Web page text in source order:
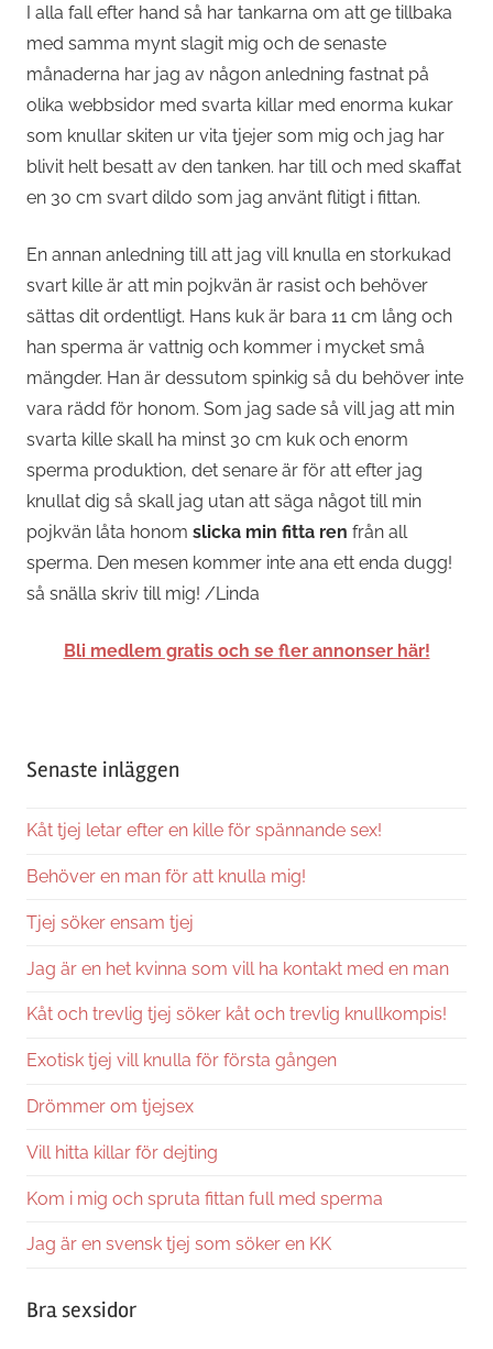
I alla fall efter hand så har tankarna om att ge tillbaka
med samma mynt slagit mig och de senaste
månaderna har jag av någon anledning fastnat på
olika webbsidor med svarta killar med enorma kukar
som knullar skiten ur vita tjejer som mig och jag har
blivit helt besatt av den tanken. har till och med skaffat
en 30 cm svart dildo som jag använt flitigt i fittan.
En annan anledning till att jag vill knulla en storkukad
svart kille är att min pojkvän är rasist och behöver
sättas dit ordentligt. Hans kuk är bara 11 cm lång och
han sperma är vattnig och kommer i mycket små
mängder. Han är dessutom spinkig så du behöver inte
vara rädd för honom. Som jag sade så vill jag att min
svarta kille skall ha minst 30 cm kuk och enorm
sperma produktion, det senare är för att efter jag
knullat dig så skall jag utan att säga något till min
pojkvän låta honom slicka min fitta ren från all
sperma. Den mesen kommer inte ana ett enda dugg!
så snälla skriv till mig! /Linda
Bli medlem gratis och se fler annonser här!
Senaste inläggen
Kåt tjej letar efter en kille för spännande sex!
Behöver en man för att knulla mig!
Tjej söker ensam tjej
Jag är en het kvinna som vill ha kontakt med en man
Kåt och trevlig tjej söker kåt och trevlig knullkompis!
Exotisk tjej vill knulla för första gången
Drömmer om tjejsex
Vill hitta killar för dejting
Kom i mig och spruta fittan full med sperma
Jag är en svensk tjej som söker en KK
Bra sexsidor